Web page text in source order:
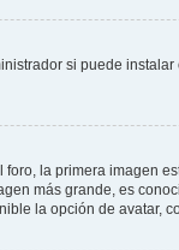
si puede
la primera imagen
más grande, es
la opción de avatar,